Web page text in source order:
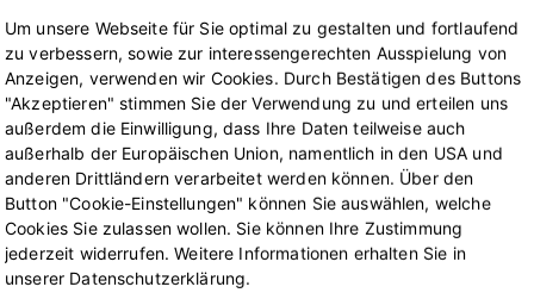
zu entdecken, haben Mitarbeitende die Möglichkeit
unterschiedlichste Untersuchungen
Beim jährlichen Gesundheitstag werden jede Menge
Feedback zum Gesundheitsstatus angeboten. Auch
Suchtberatung steht den Kollegen und Kolleginnen zur
auch mit einer belastenden Lebenssituation.
Um unsere Webseite für Sie optimal zu gestalten und fortlaufend
zu verbessern, sowie zur interessengerechten Ausspielung von
Anzeigen, verwenden wir Cookies. Durch Bestätigen des Buttons
"Akzeptieren" stimmen Sie der Verwendung zu und erteilen uns
außerdem die Einwilligung, dass Ihre Daten teilweise auch
außerhalb der Europäischen Union, namentlich in den USA und
anderen Drittländern verarbeitet werden können. Über den
Button "Cookie-Einstellungen" können Sie auswählen, welche
Cookies Sie zulassen wollen. Sie können Ihre Zustimmung
jederzeit widerrufen. Weitere Informationen erhalten Sie in
unserer Datenschutzerklärung.